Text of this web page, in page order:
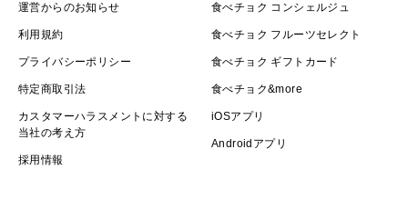
運営からのお知らせ
利用規約
プライバシーポリシー
特定商取引法
カスタマーハラスメントに対する
当社の考え方
採用情報
食べチョク コンシェルジュ
食べチョク フルーツセレクト
食べチョク ギフトカード
食べチョク&more
iOSアプリ
Androidアプリ